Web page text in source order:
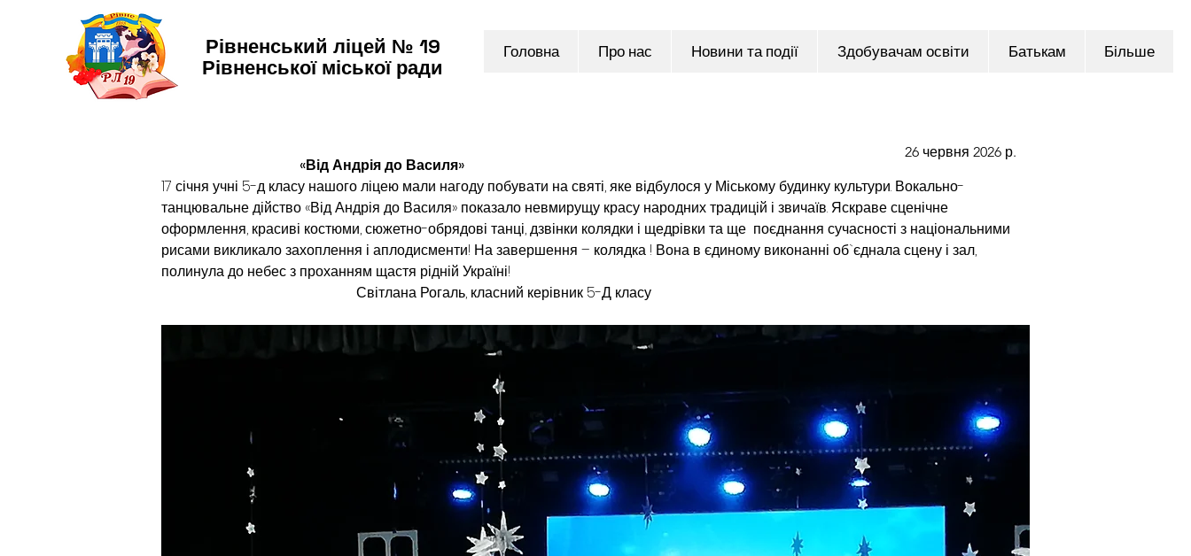
Головна Про нас Новини та події Здобувачам освіти Батькам Більше
Рівненський ліцей № 19
Рівненської міської ради
«Від Андрія до Василя»
17 січня учні 5-д класу нашого ліцею мали нагоду побувати на святі, яке відбулося у Міському будинку культури. Вокально-
танцювальне дійство «Від Андрія до Василя» показало невмирущу красу народних традицій і звичаїв. Яскраве сценічне
оформлення, красиві костюми, сюжетно-обрядові танці, дзвінки колядки і щедрівки та ще  поєднання сучасності з національними
рисами викликало захоплення і аплодисменти! На завершення – колядка ! Вона в єдиному виконанні об`єднала сцену і зал,
полинула до небес з проханням щастя рідній Україні!
Світлана Рогаль, класний керівник 5-Д класу
26 червня 2026 р.